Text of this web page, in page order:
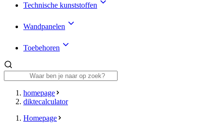
Technische kunststoffen
Wandpanelen
Toebehoren
homepage
diktecalculator
Homepage